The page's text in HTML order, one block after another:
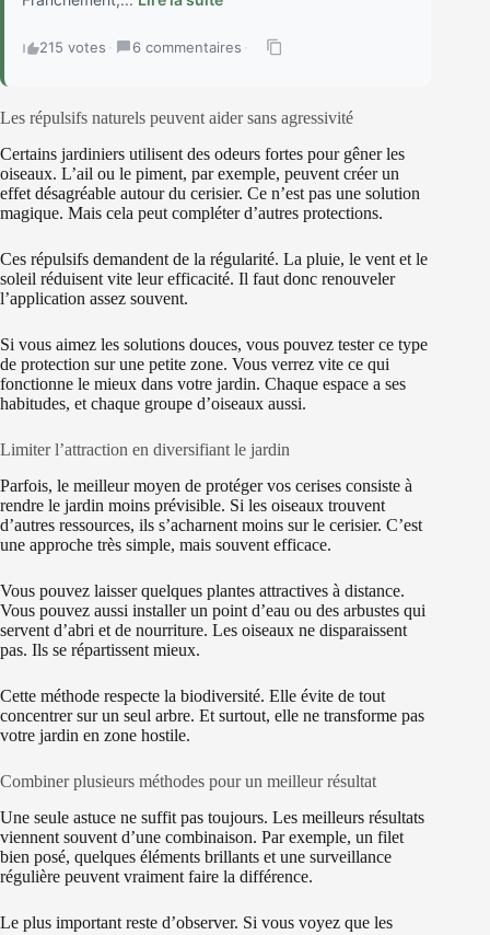
215 votes · 6 commentaires ·
Les répulsifs naturels peuvent aider sans agressivité
Certains jardiniers utilisent des odeurs fortes pour gêner les
oiseaux. L’ail ou le piment, par exemple, peuvent créer un
effet désagréable autour du cerisier. Ce n’est pas une solution
magique. Mais cela peut compléter d’autres protections.
Ces répulsifs demandent de la régularité. La pluie, le vent et le
soleil réduisent vite leur efficacité. Il faut donc renouveler
l’application assez souvent.
Si vous aimez les solutions douces, vous pouvez tester ce type
de protection sur une petite zone. Vous verrez vite ce qui
fonctionne le mieux dans votre jardin. Chaque espace a ses
habitudes, et chaque groupe d’oiseaux aussi.
Limiter l’attraction en diversifiant le jardin
Parfois, le meilleur moyen de protéger vos cerises consiste à
rendre le jardin moins prévisible. Si les oiseaux trouvent
d’autres ressources, ils s’acharnent moins sur le cerisier. C’est
une approche très simple, mais souvent efficace.
Vous pouvez laisser quelques plantes attractives à distance.
Vous pouvez aussi installer un point d’eau ou des arbustes qui
servent d’abri et de nourriture. Les oiseaux ne disparaissent
pas. Ils se répartissent mieux.
Cette méthode respecte la biodiversité. Elle évite de tout
concentrer sur un seul arbre. Et surtout, elle ne transforme pas
votre jardin en zone hostile.
Combiner plusieurs méthodes pour un meilleur résultat
Une seule astuce ne suffit pas toujours. Les meilleurs résultats
viennent souvent d’une combinaison. Par exemple, un filet
bien posé, quelques éléments brillants et une surveillance
régulière peuvent vraiment faire la différence.
Le plus important reste d’observer. Si vous voyez que les